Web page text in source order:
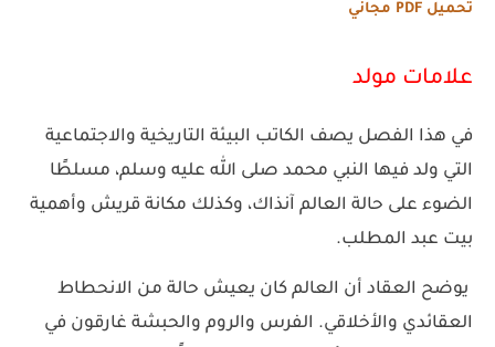
تحميل PDF مجاني
علامات مولد
في هذا الفصل يصف الكاتب البيئة التاريخية والاجتماعية
التي ولد فيها النبي محمد صلى الله عليه وسلم، مسلطًا
الضوء على حالة العالم آنذاك، وكذلك مكانة قريش وأهمية
بيت عبد المطلب.
يوضح العقاد أن العالم كان يعيش حالة من الانحطاط
العقائدي والأخلاقي. الفرس والروم والحبشة غارقون في